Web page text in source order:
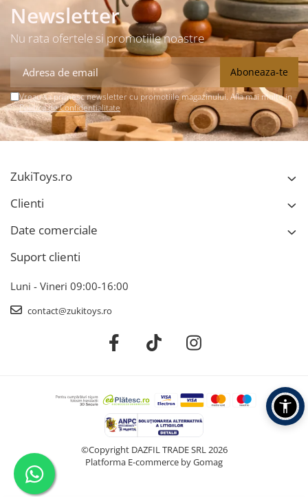
Newsletter
Nu rata ofertele si promotiile noastre
Vreau sa primesc newsletter cu promotiile magazinului. Afla mai multe in
Politica de Confidentialitate
ZukiToys.ro
Clienti
Date comerciale
Suport clienti
Luni - Vineri 09:00-16:00
contact@zukitoys.ro
©Copyright DAZFIL TRADE SRL 2026
Platforma E-commerce by Gomag